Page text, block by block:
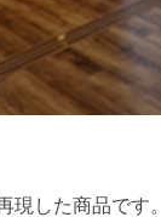
現した商品です。